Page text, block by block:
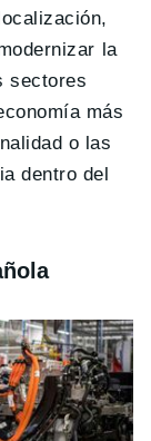
la
sectores
más
o las
dentro del